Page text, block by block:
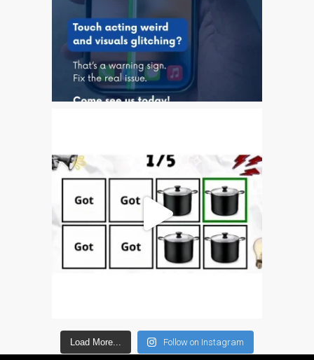
Manifesto pubblicitario –
Riparazioni Apple Mac qui
a Dundee
Perché Fiducia Mac Repair
con Apple?
Riparazione Apple Mac
Pro a Dundee – Mac Pro
Server – Aggiornamenti
Riparazione di sistemi
macOS e OS X su Apple
Mac
e Neo
Riparazioni per l’iPhone di
Load More... Follow on Instagram